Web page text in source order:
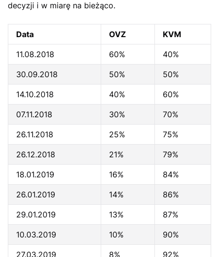
decyzji i w miarę na bieżąco.
Data OVZ KVM
11.08.2018 60% 40%
30.09.2018 50% 50%
14.10.2018 40% 60%
07.11.2018 30% 70%
26.11.2018 25% 75%
26.12.2018 21% 79%
18.01.2019 16% 84%
26.01.2019 14% 86%
29.01.2019 13% 87%
10.03.2019 10% 90%
27.03.2019 8% 92%